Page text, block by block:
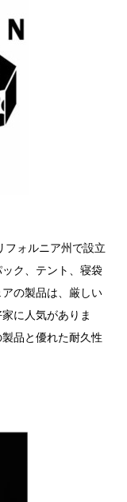
フォルニア州で設立
ク、テント、寝袋
の製品は、厳しい
に人気がありま
品と優れた耐久性